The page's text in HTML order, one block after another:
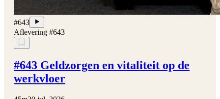
#643
Aflevering #643
#643 Geldzorgen en vitaliteit op de
werkvloer